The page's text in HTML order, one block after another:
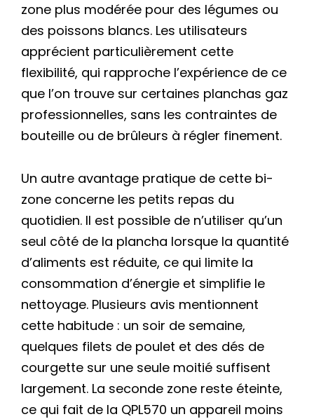
zone plus modérée pour des légumes ou
des poissons blancs. Les utilisateurs
apprécient particulièrement cette
flexibilité, qui rapproche l’expérience de ce
que l’on trouve sur certaines planchas gaz
professionnelles, sans les contraintes de
bouteille ou de brûleurs à régler finement.
Un autre avantage pratique de cette bi-
zone concerne les petits repas du
quotidien. Il est possible de n’utiliser qu’un
seul côté de la plancha lorsque la quantité
d’aliments est réduite, ce qui limite la
consommation d’énergie et simplifie le
nettoyage. Plusieurs avis mentionnent
cette habitude : un soir de semaine,
quelques filets de poulet et des dés de
courgette sur une seule moitié suffisent
largement. La seconde zone reste éteinte,
ce qui fait de la QPL570 un appareil moins